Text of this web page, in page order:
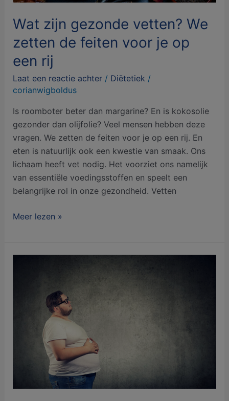
Wat zijn gezonde vetten? We
zetten de feiten voor je op
een rij
Laat een reactie achter / Diëtetiek /
corianwigboldus
Is roomboter beter dan margarine? En is kokosolie
gezonder dan olijfolie? Veel mensen hebben deze
vragen. We zetten de feiten voor je op een rij. En
eten is natuurlijk ook een kwestie van smaak. Ons
lichaam heeft vet nodig. Het voorziet ons namelijk
van essentiële voedingsstoffen en speelt een
belangrijke rol in onze gezondheid. Vetten
op
een
rij
Meer lezen »